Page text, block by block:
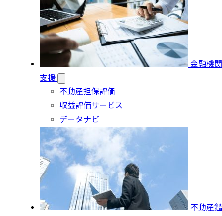
金融機関
支援
不動産担保評価
収益評価サービス
データナビ
不動産鑑